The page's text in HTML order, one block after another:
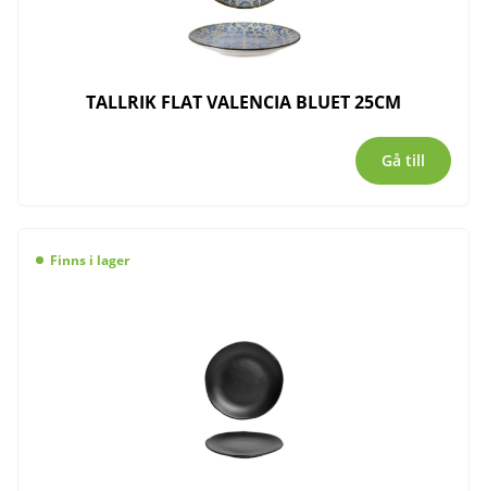
TALLRIK FLAT VALENCIA BLUET 25CM
Gå till
Finns i lager